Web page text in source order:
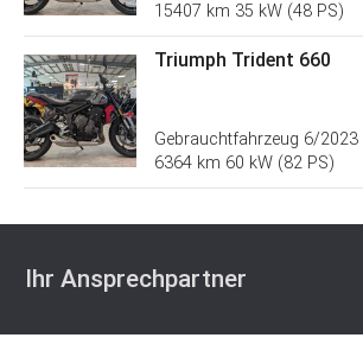
15407 km 35 kW (48 PS)
Triumph Trident 660
Gebrauchtfahrzeug 6/2023
6364 km 60 kW (82 PS)
Ihr Ansprechpartner